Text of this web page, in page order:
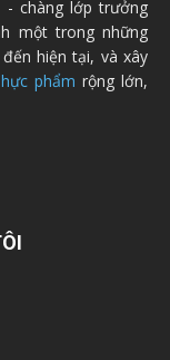
- chàng lớp trưởng
một trong những
hiện tại, và xây
phẩm rộng lớn,